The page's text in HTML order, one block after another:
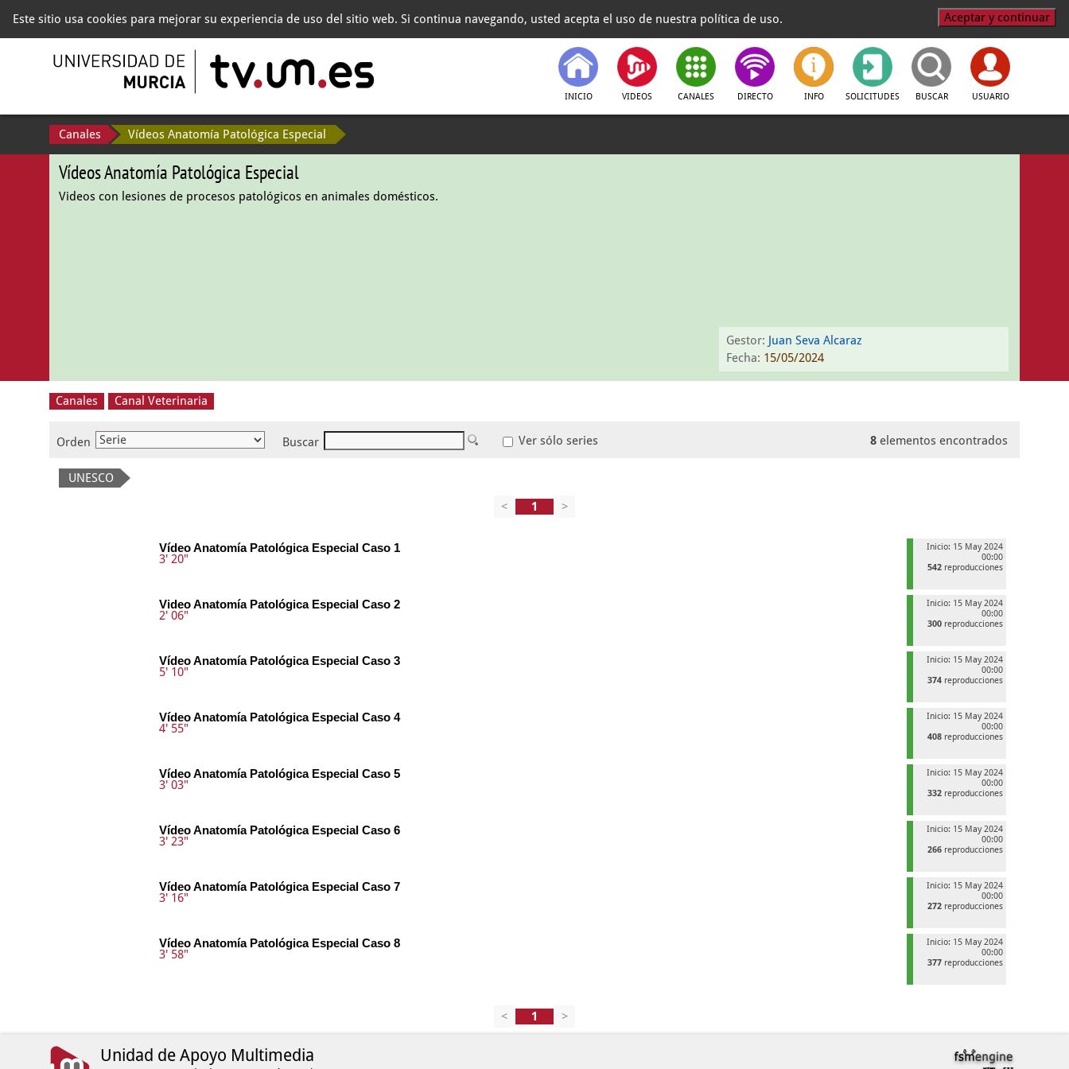
Este sitio usa cookies para mejorar su experiencia de uso del sitio web. Si continua navegando, usted acepta el uso de nuestra política de uso. Aceptar y continuar
INICIO VIDEOS CANALES DIRECTO INFO SOLICITUDES BUSCAR USUARIO
Canales Vídeos Anatomía Patológica Especial
Gestor: Juan Seva Alcaraz
Fecha: 15/05/2024
Vídeos Anatomía Patológica Especial
Videos con lesiones de procesos patológicos en animales domésticos.
Canales Canal Veterinaria
Orden Buscar Ver sólo series 8 elementos encontrados
UNESCO
<
>
Inicio: 15 May 2024
00:00
542 reproducciones
Vídeo Anatomía Patológica Especial Caso 1
3' 20"
Inicio: 15 May 2024
00:00
300 reproducciones
Video Anatomía Patológica Especial Caso 2
2' 06"
Inicio: 15 May 2024
00:00
374 reproducciones
Vídeo Anatomía Patológica Especial Caso 3
5' 10"
Inicio: 15 May 2024
00:00
408 reproducciones
Vídeo Anatomía Patológica Especial Caso 4
4' 55"
Inicio: 15 May 2024
00:00
332 reproducciones
Vídeo Anatomía Patológica Especial Caso 5
3' 03"
Inicio: 15 May 2024
00:00
266 reproducciones
Vídeo Anatomía Patológica Especial Caso 6
3' 23"
Inicio: 15 May 2024
00:00
272 reproducciones
Vídeo Anatomía Patológica Especial Caso 7
3' 16"
Inicio: 15 May 2024
00:00
377 reproducciones
Vídeo Anatomía Patológica Especial Caso 8
3' 58"
< >
Unidad de Apoyo Multimedia